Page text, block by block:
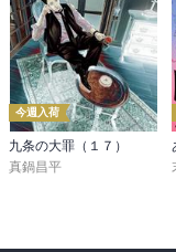
今週入荷
九条の大罪（１７）
真鍋昌平